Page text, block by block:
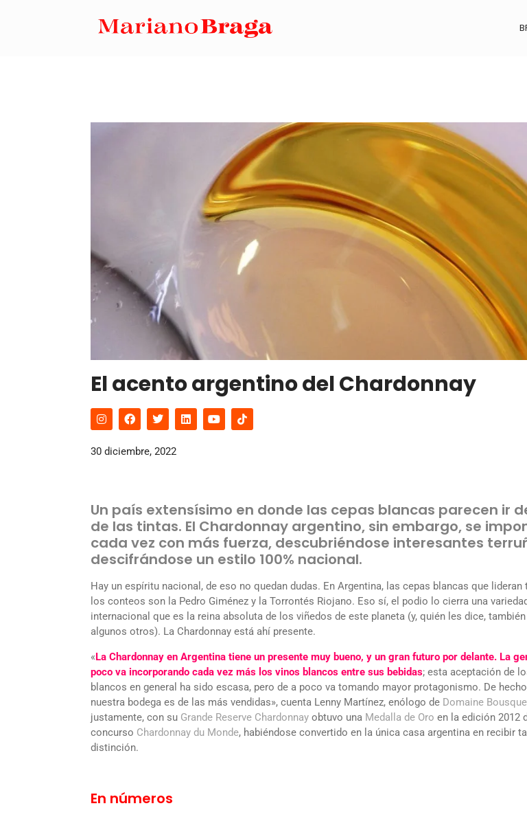
El acento argentino del Chardonnay
30 diciembre, 2022
Un país extensísimo en donde las cepas blancas parecen ir
de las tintas. El Chardonnay argentino, sin embargo, se
cada vez con más fuerza, descubriéndose interesantes
descifrándose un estilo 100% nacional.
Hay un espíritu nacional, de eso no quedan dudas. En Argentina, las cepas blancas que lideran
los conteos son la Pedro Giménez y la Torrontés Riojano. Eso sí, el podio lo cierra una variedad
internacional que es la reina absoluta de los viñedos de este planeta (y, quién les dice,
algunos otros). La Chardonnay está ahí presente.
«La Chardonnay en Argentina tiene un presente muy bueno, y un gran futuro por delante. La
poco va incorporando cada vez más los vinos blancos entre sus bebidas; esta aceptación de
blancos en general ha sido escasa, pero de a poco va tomando mayor protagonismo. De
nuestra bodega es de las más vendidas», cuenta Lenny Martínez, enólogo de Domaine
justamente, con su Grande Reserve Chardonnay obtuvo una Medalla de Oro en la edición 2012
concurso Chardonnay du Monde, habiéndose convertido en la única casa argentina en recibir tal
distinción.
En números